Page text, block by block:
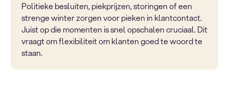
Politieke besluiten, piekprijzen, storingen of een
strenge winter zorgen voor pieken in klantcontact.
Juist op die momenten is snel opschalen cruciaal. Dit
vraagt om flexibiliteit om klanten goed te woord te
staan.